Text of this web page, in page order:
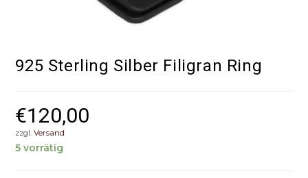
925 Sterling Silber Filigran Ring
€120,00
zzgl.Versand
5 vorrätig